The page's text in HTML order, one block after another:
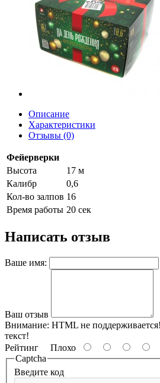
Описание
Характеристики
Отзывы (0)
Фейерверки
Высота
17 м
Калибр
0,6
Кол-во залпов 16
Время работы 20 сек
Написать отзыв
Ваше имя:
Ваш отзыв
Внимание: HTML не
текст!
Рейтинг Плохо
Captcha
Введите код